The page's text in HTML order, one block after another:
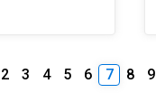
2 3 4 5 6 7 8 9